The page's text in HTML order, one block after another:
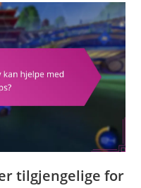
tilgjengelige for